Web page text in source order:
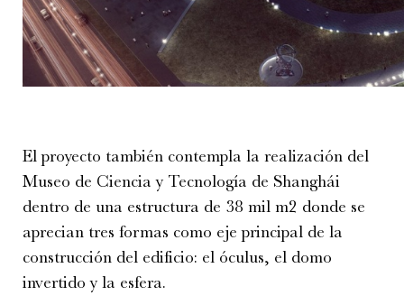
El proyecto también contempla la realización del
Museo de Ciencia y Tecnología de Shanghái
dentro de una estructura de 38 mil m2 donde se
aprecian tres formas como eje principal de la
construcción del edificio: el óculus, el domo
invertido y la esfera.